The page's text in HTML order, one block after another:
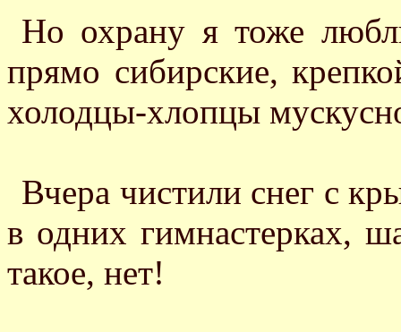
Но охрану я тоже
прямо сибирские,
холодцы-хлопцы
Вчера чистили снег с
в одних гимнастерках,
такое, нет!